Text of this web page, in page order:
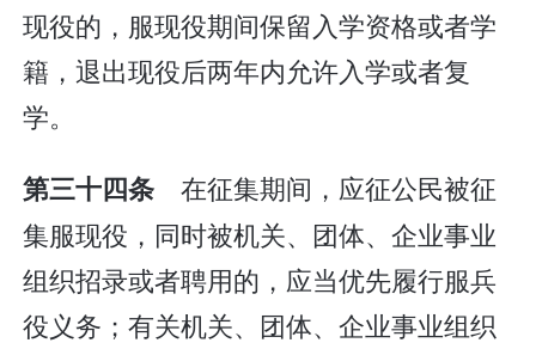
现役的，服现役期间保留入学资格或者学
籍，退出现役后两年内允许入学或者复
学。
第三十四条 在征集期间，应征公民被征
集服现役，同时被机关、团体、企业事业
组织招录或者聘用的，应当优先履行服兵
役义务；有关机关、团体、企业事业组织